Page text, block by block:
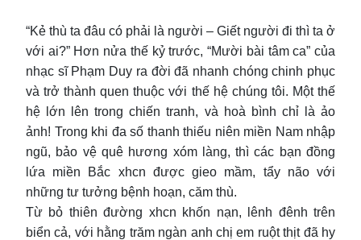
“Kẻ thù ta đâu có phải là người – Giết người đi thì ta ở
với ai?” Hơn nửa thế kỷ trước, “Mười bài tâm ca” của
nhạc sĩ Phạm Duy ra đời đã nhanh chóng chinh phục
và trở thành quen thuộc với thế hệ chúng tôi. Một thế
hệ lớn lên trong chiến tranh, và hoà bình chỉ là ảo
ảnh! Trong khi đa số thanh thiếu niên miền Nam nhập
ngũ, bảo vệ quê hương xóm làng, thì các bạn đồng
lứa miền Bắc xhcn được gieo mầm, tẩy não với
những tư tưởng bệnh hoạn, căm thù.
Từ bỏ thiên đường xhcn khốn nạn, lênh đênh trên
biển cả, với hằng trăm ngàn anh chị em ruột thịt đã hy